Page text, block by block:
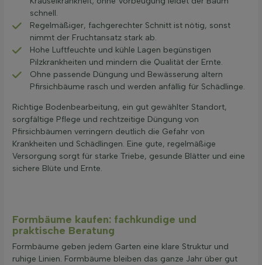
schnell.
Regelmäßiger, fachgerechter Schnitt ist nötig, sonst
nimmt der Fruchtansatz stark ab.
Hohe Luftfeuchte und kühle Lagen begünstigen
Pilzkrankheiten und mindern die Qualität der Ernte.
Ohne passende Düngung und Bewässerung altern
Pfirsichbäume rasch und werden anfällig für Schädlinge.
Richtige Bodenbearbeitung, ein gut gewählter Standort,
sorgfältige Pflege und rechtzeitige Düngung von
Pfirsichbäumen verringern deutlich die Gefahr von
Krankheiten und Schädlingen. Eine gute, regelmäßige
Versorgung sorgt für starke Triebe, gesunde Blätter und eine
sichere Blüte und Ernte.
Formbäume kaufen: fachkundige und
praktische Beratung
Formbäume geben jedem Garten eine klare Struktur und
ruhige Linien. Formbäume bleiben das ganze Jahr über gut